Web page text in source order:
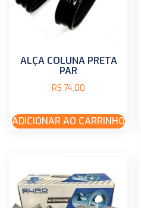
ALÇA COLUNA PRETA
PAR
R$ 74,00
ADICIONAR AO CARRINHO